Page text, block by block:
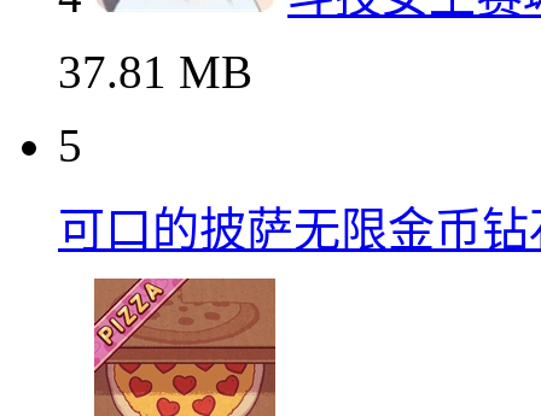
37.81 MB
5
可口的披萨无限金币